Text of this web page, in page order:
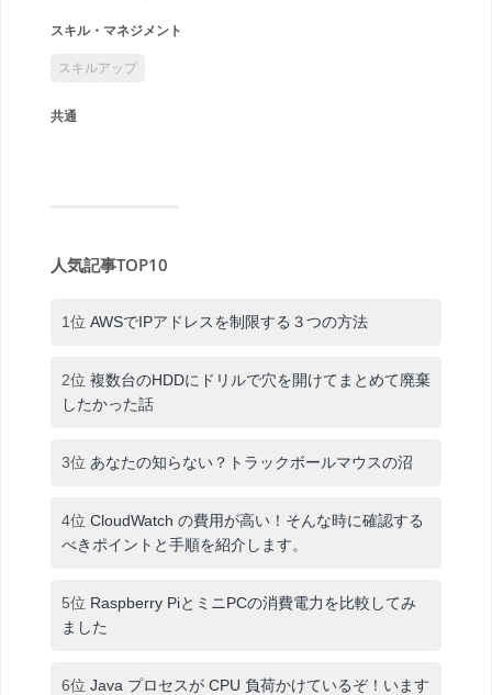
スキル・マネジメント
スキルアップ
共通
人気記事TOP10
1位 AWSでIPアドレスを制限する３つの方法
2位 複数台のHDDにドリルで穴を開けてまとめて廃棄
したかった話
3位 あなたの知らない？トラックボールマウスの沼
4位 CloudWatch の費用が高い！そんな時に確認する
べきポイントと手順を紹介します。
5位 Raspberry PiとミニPCの消費電力を比較してみ
ました
6位 Java プロセスが CPU 負荷かけているぞ！います